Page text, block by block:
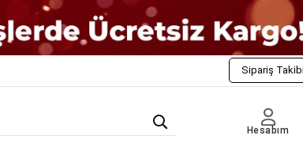
Sipariş
Hesabım